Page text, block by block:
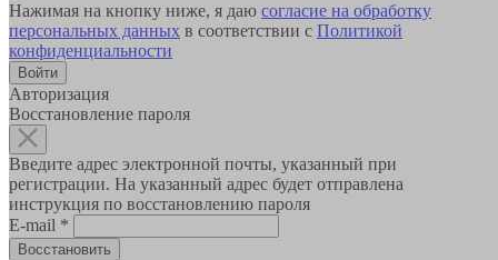
Нажимая на кнопку ниже, я даю согласие на обработку
персональных данных в соответствии с Политикой
конфиденциальности
Авторизация
Восстановление пароля
Введите адрес электронной почты, указанный при
регистрации. На указанный адрес будет отправлена
инструкция по восстановлению пароля
E-mail *